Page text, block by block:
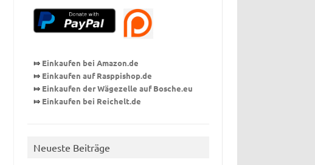
⤇ Einkaufen bei Amazon.de
⤇ Einkaufen auf Rasppishop.de
⤇ Einkaufen der Wägezelle auf Bosche.eu
⤇ Einkaufen bei Reichelt.de
Neueste Beiträge